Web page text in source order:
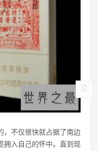
，不仅很快就占据了南边
拥入自己的怀中。直到现